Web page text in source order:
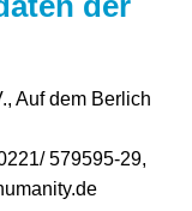
Auf dem Berlich
579595-29,